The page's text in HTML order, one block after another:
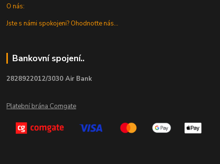
O nás:
Jste s námi spokojeni? Ohodnoťte nás...
Bankovní spojení..
2828922012/3030 Air Bank
Platební brána Comgate